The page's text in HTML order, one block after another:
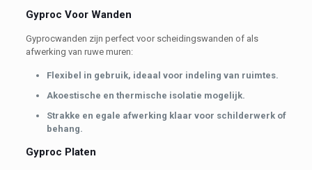
Gyproc Voor Wanden
Gyprocwanden zijn perfect voor scheidingswanden of als
afwerking van ruwe muren:
Flexibel in gebruik, ideaal voor indeling van ruimtes.
Akoestische en thermische isolatie mogelijk.
Strakke en egale afwerking klaar voor schilderwerk of
behang.
Gyproc Platen